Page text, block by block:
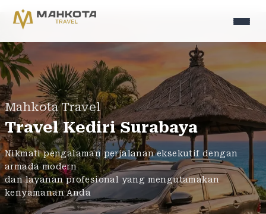
Mahkota Travel
Travel Kediri Surabaya
Nikmati pengalaman perjalanan eksekutif dengan
armada modern
dan layanan profesional yang mengutamakan
kenyamanan Anda